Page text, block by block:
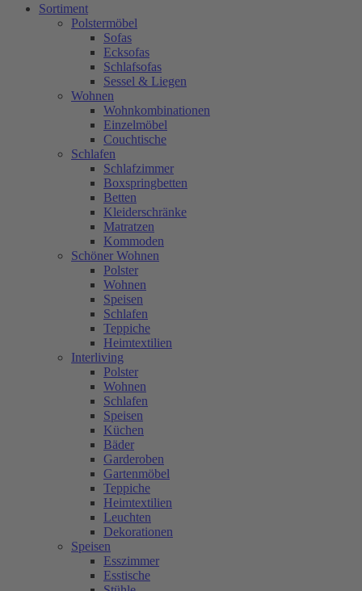
Sortiment
Polstermöbel
Sofas
Ecksofas
Schlafsofas
Sessel & Liegen
Wohnen
Wohnkombinationen
Einzelmöbel
Couchtische
Schlafen
Schlafzimmer
Boxspringbetten
Betten
Kleiderschränke
Matratzen
Kommoden
Schöner Wohnen
Polster
Wohnen
Speisen
Schlafen
Teppiche
Heimtextilien
Interliving
Polster
Wohnen
Schlafen
Speisen
Küchen
Bäder
Garderoben
Gartenmöbel
Teppiche
Heimtextilien
Leuchten
Dekorationen
Speisen
Esszimmer
Esstische